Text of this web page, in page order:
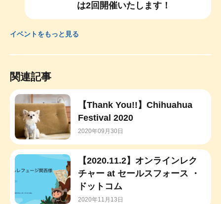
は2回開催いたします！
イベントをもっと見る
関連記事
【Thank You!!】Chihuahua
Festival 2020
2020年09月30日
【2020.11.2】オンラインレク
チャー at セールスフォース ・
ドットコム
2020年11月13日